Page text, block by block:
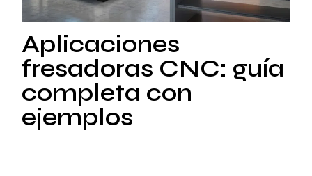
Aplicaciones
fresadoras CNC: guía
completa con
ejemplos